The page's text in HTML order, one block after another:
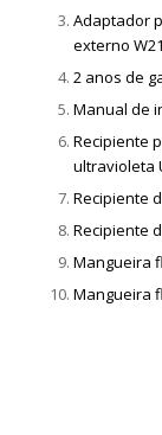
Adaptador
externo
2 anos de
Manual de
Recipiente
ultravioleta
Recipiente
Recipiente
Mangueira
Mangueira